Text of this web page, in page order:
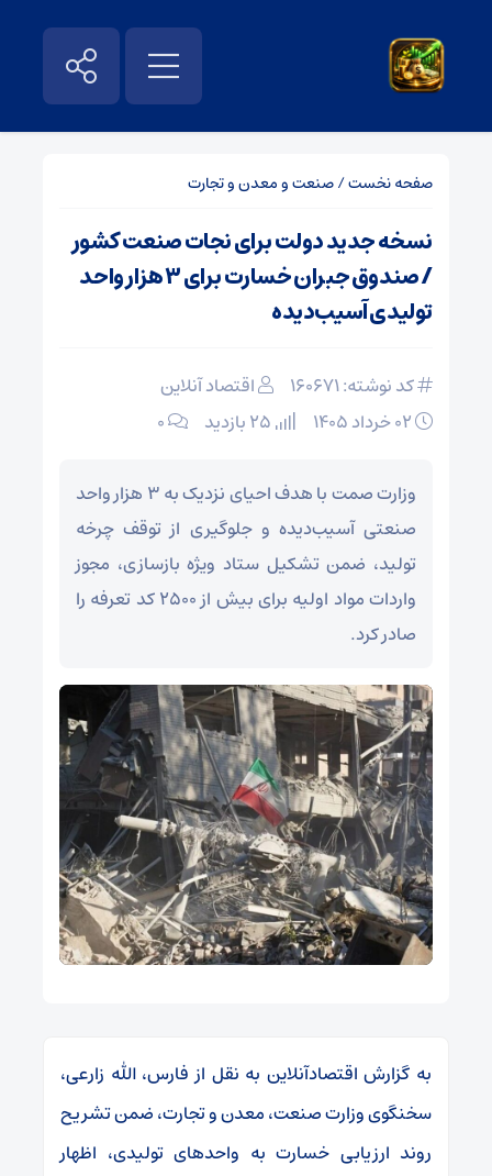
صفحه نخست/صنعت و معدن و تجارت
نسخه جدید دولت برای نجات صنعت کشور
/ صندوق جبران خسارت برای ۳ هزار واحد
تولیدی آسیب‌دیده
کد نوشته: 160671
اقتصاد آنلاین
۰
وزارت صمت با هدف احیای نزدیک به ۳ هزار واحد
صنعتی آسیب‌دیده و جلوگیری از توقف چرخه
تولید، ضمن تشکیل ستاد ویژه بازسازی، مجوز
واردات مواد اولیه برای بیش از ۲۵۰۰ کد تعرفه را
صادر کرد.
به گزارش اقتصادآنلاین به نقل از فارس، الله زارعی،
سخنگوی وزارت صنعت، معدن و تجارت، ضمن تشریح
روند ارزیابی خسارت به واحد‌های تولیدی، اظهار